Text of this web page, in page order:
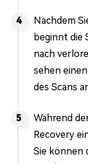
Nachdem
beginnt die
nach
sehen
des Scans
Während
Recovery
Sie können